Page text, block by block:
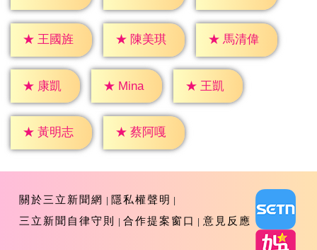
★ 王國旌 ★ 陳美琪 ★ 馬清偉
★ 康凱 ★ Mina ★ 王凱
★ 黃明志 ★ 蔡阿嘎
關於三立新聞網
隱私權聲明
三立新聞自律守則
合作提案窗口 意見反應